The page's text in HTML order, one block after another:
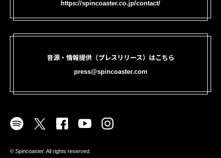
https://spincoaster.co.jp/contact/
音源・情報提供（プレスリリース）はこちら
press@spincoaster.com
©︎ Spincoaster. All rights reserved.